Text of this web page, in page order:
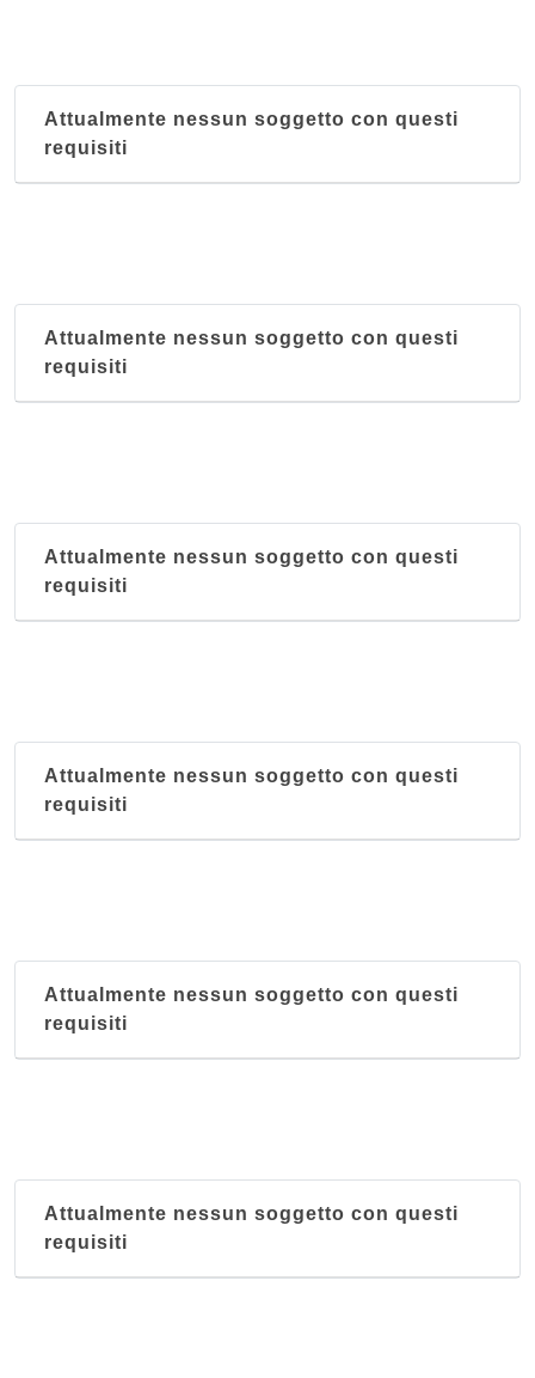
Attualmente nessun soggetto con questi
requisiti
Attualmente nessun soggetto con questi
requisiti
Attualmente nessun soggetto con questi
requisiti
Attualmente nessun soggetto con questi
requisiti
Attualmente nessun soggetto con questi
requisiti
Attualmente nessun soggetto con questi
requisiti